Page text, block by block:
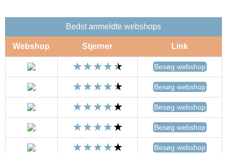
Bedst anmeldte webshops
Webshop Stjerner Link
Besøg webshop
Besøg webshop
Besøg webshop
Besøg webshop
Besøg webshop